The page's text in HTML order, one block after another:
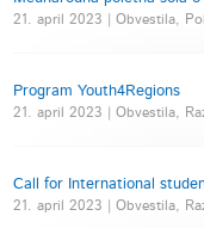
21. april 2023 | Obvestila,
Program Youth4Regions
21. april 2023 | Obvestila,
Call for International
21. april 2023 | Obvestila,